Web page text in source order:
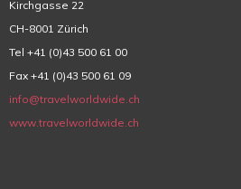
Kirchgasse 22
CH-8001 Zürich
Tel +41 (0)43 500 61 00
Fax +41 (0)43 500 61 09
info@travelworldwide.ch
www.travelworldwide.ch